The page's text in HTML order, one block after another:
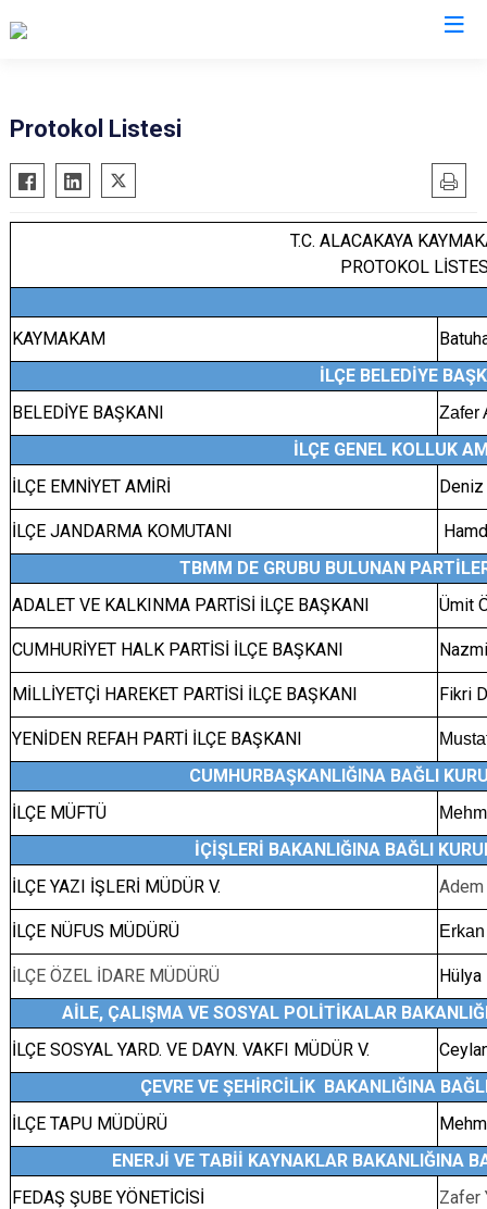
Ağın
Alacakaya
Maden
Protokol Listesi
T.C. ALACAKAYA
PROTOKOL
KAYMAKAM
İLÇE BELEDİYE
BELEDİYE BAŞKANI
Zafer
İLÇE GENEL KOLLUK
İLÇE EMNİYET AMİRİ
Deniz
İLÇE JANDARMA KOMUTANI
TBMM DE GRUBU BULUNAN
ADALET VE KALKINMA PARTİSİ İLÇE BAŞKANI
Ümit
CUMHURİYET HALK PARTİSİ İLÇE BAŞKANI
MİLLİYETÇİ HAREKET PARTİSİ İLÇE BAŞKANI Fikri
YENİDEN REFAH PARTİ İLÇE BAŞKANI
CUMHURBAŞKANLIĞINA BAĞLI
İLÇE MÜFTÜ
İÇİŞLERİ BAKANLIĞINA BAĞLI
İLÇE YAZI İŞLERİ MÜDÜR V.
Adem
İLÇE NÜFUS MÜDÜRÜ
İLÇE ÖZEL İDARE MÜDÜRÜ
Hülya
AİLE, ÇALIŞMA VE SOSYAL POLİTİKALAR
İLÇE SOSYAL YARD. VE DAYN. VAKFI MÜDÜR V.
ÇEVRE VE ŞEHİRCİLİK BAKANLIĞINA
İLÇE TAPU MÜDÜRÜ
ENERJİ VE TABİİ KAYNAKLAR BAKANLIĞINA
FEDAŞ ŞUBE YÖNETİCİSİ
Zafer